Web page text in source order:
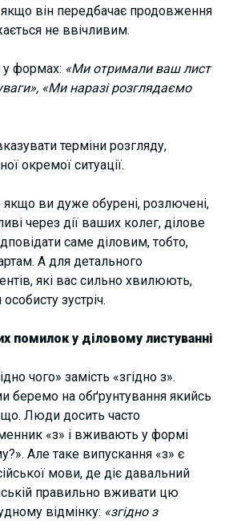
якщо він передбачає продовження
не ввічливим.
у формах: «Ми отримали ваш лист
«Ми наразі розглядаємо
терміни розгляду,
окремої ситуації.
якщо ви дуже обурені, розлючені,
через дії ваших колег, ділове
саме діловим, тобто,
А для детального
які вас сильно хвилюють,
зустріч.
помилок у діловому листуванні
чого» замість «згідно з».
беремо на обґрунтування якийсь
Люди досить часто
«з» і вживають у формі
Але таке випускання «з» є
мови, де діє давальний
правильно вживати цю
відмінку: «згідно з